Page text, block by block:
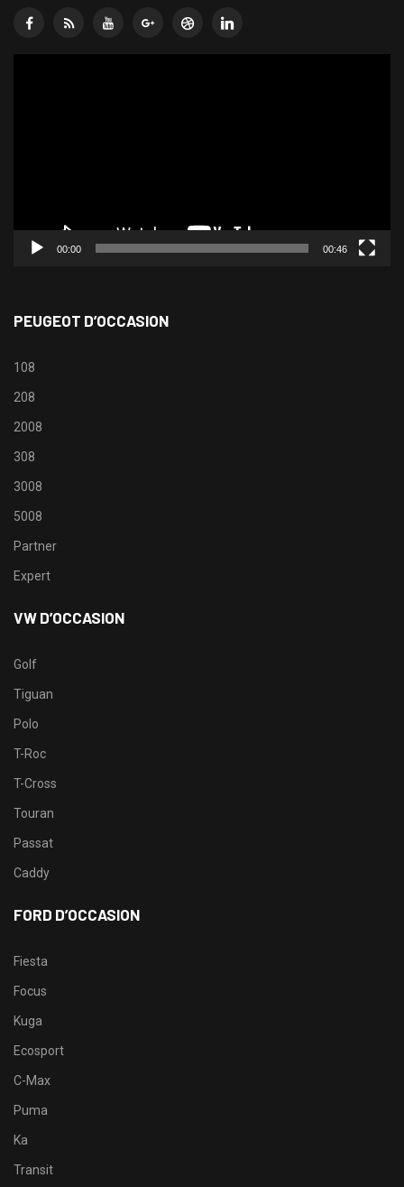
00:00 00:46
PEUGEOT D’OCCASION
108
208
2008
308
3008
5008
Partner
Expert
VW D’OCCASION
Golf
Tiguan
Polo
T-Roc
T-Cross
Touran
Passat
Caddy
FORD D’OCCASION
Fiesta
Focus
Kuga
Ecosport
C-Max
Puma
Ka
Transit